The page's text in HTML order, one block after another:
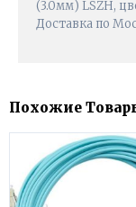
(3.0мм) LSZH,
Доставка по
Похожие